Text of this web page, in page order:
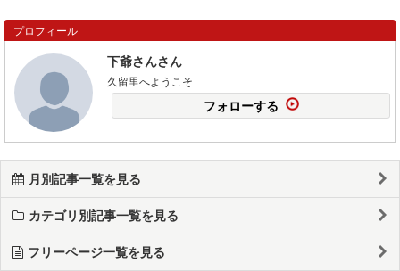
プロフィール
下爺さんさん
久留里へようこそ
フォローする
月別記事一覧を見る
カテゴリ別記事一覧を見る
フリーページ一覧を見る